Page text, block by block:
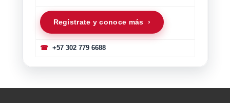
Regístrate y conoce más ›
☎+57 302 779 6688